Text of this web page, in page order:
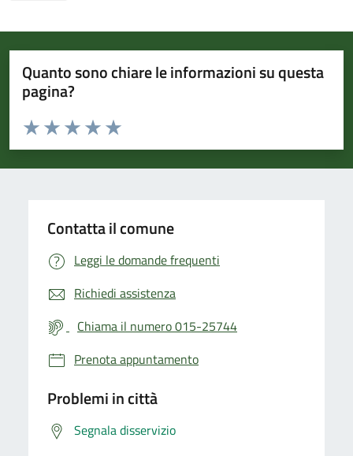
Quanto sono chiare le informazioni su questa
pagina?
Valuta da 1 a 5 stelle la pagina
Valuta 5 stelle su 5
Valuta 4 stelle su 5
Valuta 3 stelle su 5
Valuta 2 stelle su 5
Valuta 1 stelle su 5
Contatta il comune
Leggi le domande frequenti
Richiedi assistenza
Chiama il numero 015-25744
Prenota appuntamento
Problemi in città
Segnala disservizio